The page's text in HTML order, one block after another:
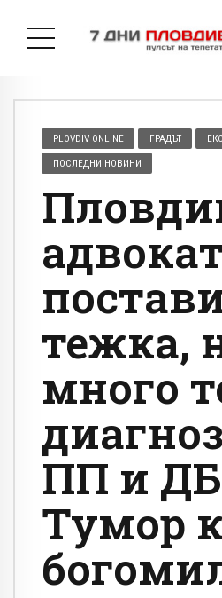
PLOVDIV ONLINE ГРАДЪТ
ПОСЛЕДНИ НОВИНИ
тежка,
много
ПП и
Тумор